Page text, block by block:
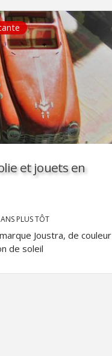
et jouets en
PLUS TÔT
Joustra, de couleur
de soleil